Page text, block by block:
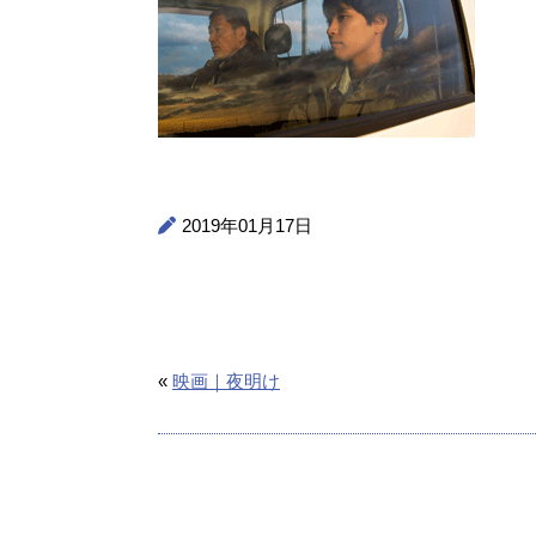
2019年01月17日
« 映画｜夜明け